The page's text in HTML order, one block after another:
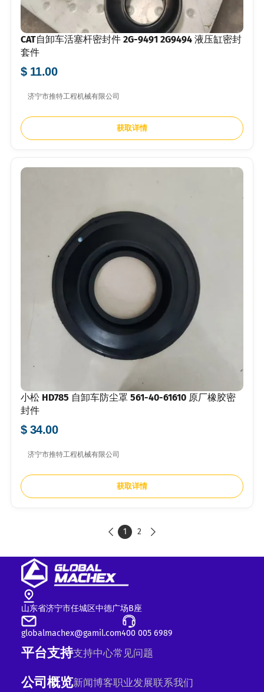
CAT自卸车活塞杆密封件 2G-9491 2G9494 液压缸密封
套件
$ 11.00
济宁市推特工程机械有限公司
获取详情
小松 HD785 自卸车防尘罩 561-40-61610 原厂橡胶密
封件
$ 34.00
济宁市推特工程机械有限公司
获取详情
 1 2 
山东省济宁市任城区中德广场B座
globalmachex@gamil.com400 005 6989
平台支持支持中心常见问题
公司概览新闻博客职业发展联系我们